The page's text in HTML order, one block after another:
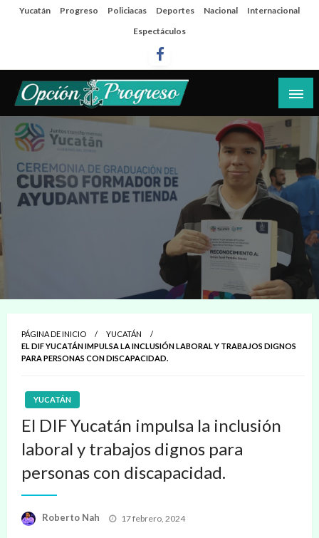
SaltaYucatán Progreso Policiacas Deportes Nacional
Internacional
Espectáculos
Opción Progreso
Las noticias del día a día del puerto
PÁGINA DE INICIO
YUCATÁN
EL DIF YUCATÁN IMPULSA LA INCLUSIÓN LABORAL Y TRABAJOS DIGNOS
PARA PERSONAS CON DISCAPACIDAD.
YUCATÁN
El DIF Yucatán impulsa la inclusión
laboral y trabajos dignos para
personas con discapacidad.
Roberto Nah
Publicado
17 febrero, 2024